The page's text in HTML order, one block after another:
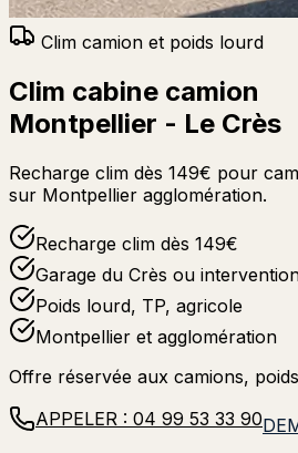
Clim camion et poids lourd
Clim cabine camion
Montpellier - Le Crès
Recharge clim dès 149€ pour
sur Montpellier agglomération.
Recharge clim dès 149€
Garage du Crès ou
Poids lourd, TP, agricole
Montpellier et agglomération
Offre réservée aux camions,
APPELER : 04 99 53 33 90